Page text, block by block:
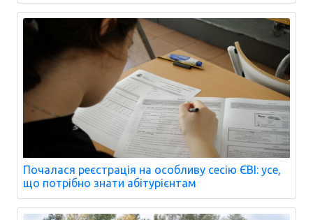
Почалася реєстрація на особливу сесію ЄВІ: усе,
що потрібно знати абітурієнтам